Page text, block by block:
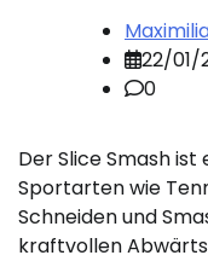
22/01/
0
Der Slice Smash
Sportarten wie
Schneiden und
kraftvollen